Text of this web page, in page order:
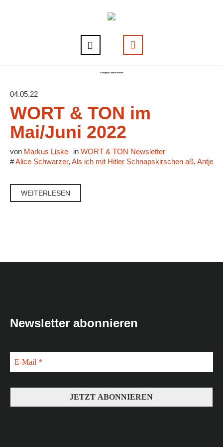
Schlagwort: Martin Walser
04.05.22
WORT & TON im
Mai/Juni 2022
von Markus Liske in WORT & TON Newsletter
#Alice Schwarzer, Als ich mit Hitler Schnapskirschen aß, Antje
WEITERLESEN
Newsletter abonnieren